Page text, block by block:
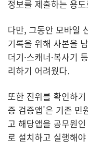
정보를 제출하는 용
다만, 그동안 모바일
기록을 위해 사본을
더기·스캐너·복사기
리하기 어려웠다.
또한 진위를 확인하
증 검증앱'은 기존 민
고 해당앱을 공무원
로 설치하고 실행해